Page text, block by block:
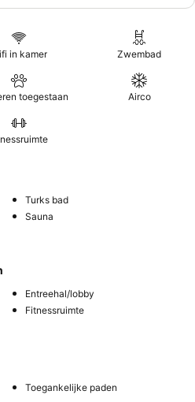
in kamer Zwembad
toegestaan Airco
Turks bad
Sauna
Entreehal/lobby
Fitnessruimte
Toegankelijke paden